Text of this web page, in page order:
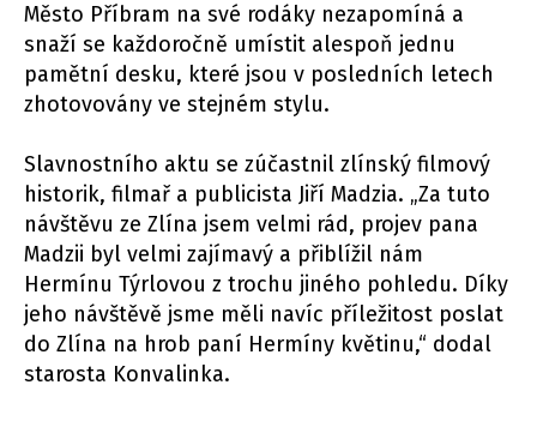
Město Příbram na své rodáky nezapomíná a
snaží se každoročně umístit alespoň jednu
pamětní desku, které jsou v posledních letech
zhotovovány ve stejném stylu.
Slavnostního aktu se zúčastnil zlínský filmový
historik, filmař a publicista Jiří Madzia. „Za tuto
návštěvu ze Zlína jsem velmi rád, projev pana
Madzii byl velmi zajímavý a přiblížil nám
Hermínu Týrlovou z trochu jiného pohledu. Díky
jeho návštěvě jsme měli navíc příležitost poslat
do Zlína na hrob paní Hermíny květinu,“ dodal
starosta Konvalinka.